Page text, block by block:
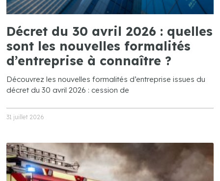
Décret du 30 avril 2026 : quelles
sont les nouvelles formalités
d’entreprise à connaître ?
Découvrez les nouvelles formalités d’entreprise issues du
décret du 30 avril 2026 : cession de
31 juillet 2026